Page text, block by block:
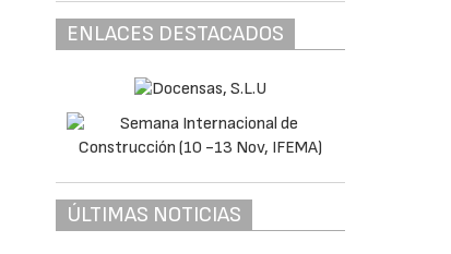
ENLACES DESTACADOS
ÚLTIMAS NOTICIAS